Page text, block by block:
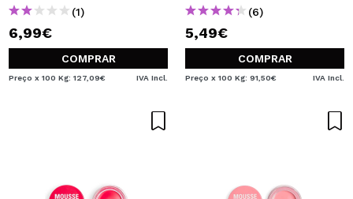
(1)
6,99€
COMPRAR
Preço x 100 Kg: 127,09€ IVA Incl.
(6)
5,49€
COMPRAR
Preço x 100 Kg: 91,50€ IVA Incl.